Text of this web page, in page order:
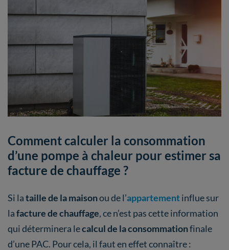
Comment calculer la consommation
d’une pompe à chaleur pour estimer sa
facture de chauffage ?
Si lataille de la maisonou de l’appartementinflue sur
lafacture de chauffage, ce n’est pas cette information
qui déterminera lecalcul de la consommationfinale
d’une PAC. Pour cela, il faut en effet connaître :